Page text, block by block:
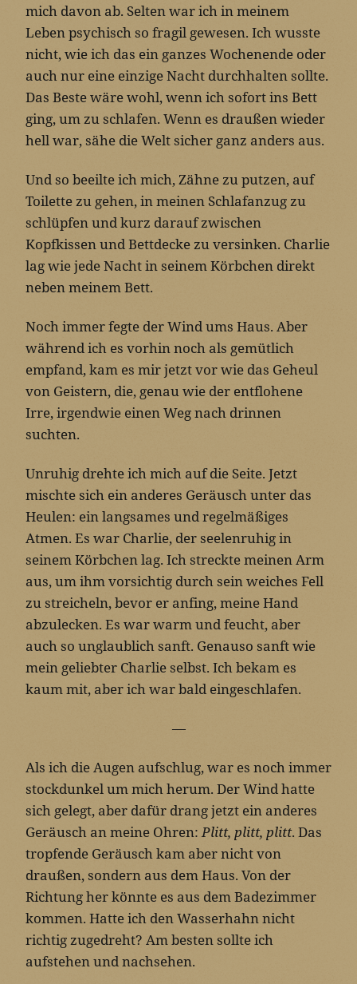
mich davon ab. Selten war ich in meinem
Leben psychisch so fragil gewesen. Ich wusste
nicht, wie ich das ein ganzes Wochenende oder
auch nur eine einzige Nacht durchhalten sollte.
Das Beste wäre wohl, wenn ich sofort ins Bett
ging, um zu schlafen. Wenn es draußen wieder
hell war, sähe die Welt sicher ganz anders aus.
Und so beeilte ich mich, Zähne zu putzen, auf
Toilette zu gehen, in meinen Schlafanzug zu
schlüpfen und kurz darauf zwischen
Kopfkissen und Bettdecke zu versinken. Charlie
lag wie jede Nacht in seinem Körbchen direkt
neben meinem Bett.
Noch immer fegte der Wind ums Haus. Aber
während ich es vorhin noch als gemütlich
empfand, kam es mir jetzt vor wie das Geheul
von Geistern, die, genau wie der entflohene
Irre, irgendwie einen Weg nach drinnen
suchten.
Unruhig drehte ich mich auf die Seite. Jetzt
mischte sich ein anderes Geräusch unter das
Heulen: ein langsames und regelmäßiges
Atmen. Es war Charlie, der seelenruhig in
seinem Körbchen lag. Ich streckte meinen Arm
aus, um ihm vorsichtig durch sein weiches Fell
zu streicheln, bevor er anfing, meine Hand
abzulecken. Es war warm und feucht, aber
auch so unglaublich sanft. Genauso sanft wie
mein geliebter Charlie selbst. Ich bekam es
kaum mit, aber ich war bald eingeschlafen.
—
Als ich die Augen aufschlug, war es noch immer
stockdunkel um mich herum. Der Wind hatte
sich gelegt, aber dafür drang jetzt ein anderes
Geräusch an meine Ohren: Plitt, plitt, plitt. Das
tropfende Geräusch kam aber nicht von
draußen, sondern aus dem Haus. Von der
Richtung her könnte es aus dem Badezimmer
kommen. Hatte ich den Wasserhahn nicht
richtig zugedreht? Am besten sollte ich
aufstehen und nachsehen.